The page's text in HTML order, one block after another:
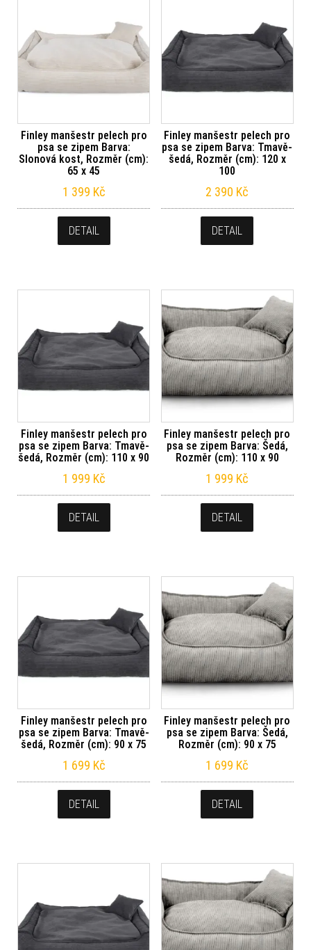
Finley manšestr pelech pro
psa se zipem Barva:
Slonová kost, Rozměr (cm):
65 x 45
1 399 Kč
DETAIL
Finley manšestr pelech pro
psa se zipem Barva: Tmavě-
šedá, Rozměr (cm): 120 x
100
2 390 Kč
DETAIL
Finley manšestr pelech pro
psa se zipem Barva: Tmavě-
šedá, Rozměr (cm): 110 x 90
1 999 Kč
DETAIL
Finley manšestr pelech pro
psa se zipem Barva: Šedá,
Rozměr (cm): 110 x 90
1 999 Kč
DETAIL
Finley manšestr pelech pro
psa se zipem Barva: Tmavě-
šedá, Rozměr (cm): 90 x 75
1 699 Kč
DETAIL
Finley manšestr pelech pro
psa se zipem Barva: Šedá,
Rozměr (cm): 90 x 75
1 699 Kč
DETAIL